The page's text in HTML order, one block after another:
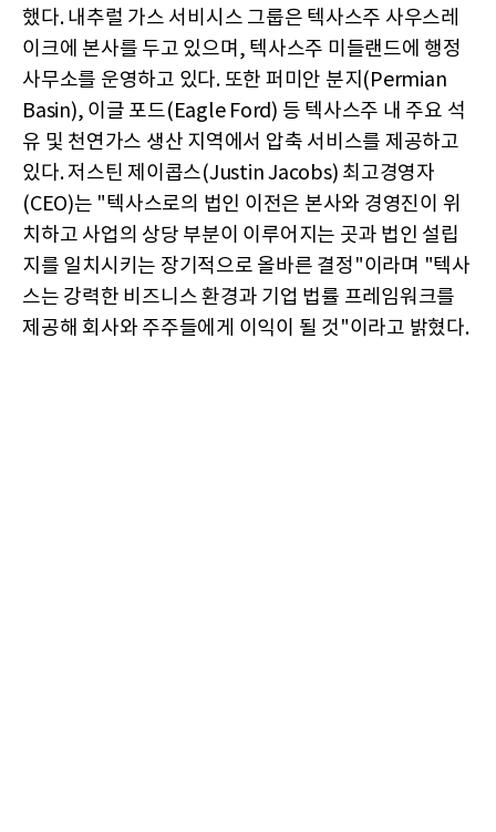
했다. 내추럴 가스 서비시스 그룹은 텍사스주 사우스레
이크에 본사를 두고 있으며, 텍사스주 미들랜드에 행정
사무소를 운영하고 있다. 또한 퍼미안 분지(Permian
Basin), 이글 포드(Eagle Ford) 등 텍사스주 내 주요 석
유 및 천연가스 생산 지역에서 압축 서비스를 제공하고
있다. 저스틴 제이콥스(Justin Jacobs) 최고경영자
(CEO)는 "텍사스로의 법인 이전은 본사와 경영진이 위
치하고 사업의 상당 부분이 이루어지는 곳과 법인 설립
지를 일치시키는 장기적으로 올바른 결정"이라며 "텍사
스는 강력한 비즈니스 환경과 기업 법률 프레임워크를
제공해 회사와 주주들에게 이익이 될 것"이라고 밝혔다.